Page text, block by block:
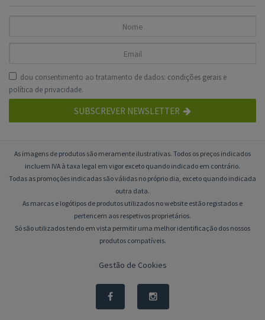
dou consentimento ao tratamento de dados: condições gerais e
política de privacidade.
SUBSCREVER NEWSLETTER
As imagens de produtos são meramente ilustrativas. Todos os preços indicados
incluem IVA à taxa legal em vigor exceto quando indicado em contrário.
Todas as promoções indicadas são válidas no próprio dia, exceto quando indicada
outra data.
As marcas e logótipos de produtos utilizados no website estão registados e
pertencem aos respetivos proprietários.
Só são utilizados tendo em vista permitir uma melhor identificação dos nossos
produtos compatíveis.
Gestão de Cookies